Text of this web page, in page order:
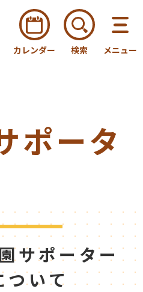
カレンダー 検索 メニュー
ポータ
サポーター
ついて